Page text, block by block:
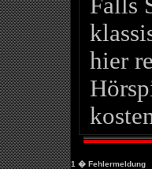
Falls
hier
1 � Fehlermeldung